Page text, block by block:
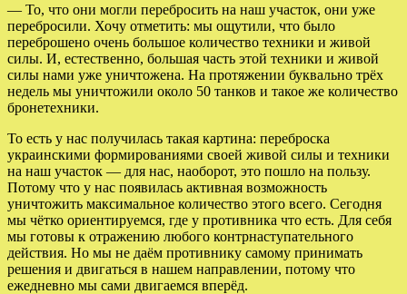
— То, что они могли перебросить на наш участок, они уже
перебросили. Хочу отметить: мы ощутили, что было
переброшено очень большое количество техники и живой
силы. И, естественно, большая часть этой техники и живой
силы нами уже уничтожена. На протяжении буквально трёх
недель мы уничтожили около 50 танков и такое же количество
бронетехники.
То есть у нас получилась такая картина: переброска
украинскими формированиями своей живой силы и техники
на наш участок — для нас, наоборот, это пошло на пользу.
Потому что у нас появилась активная возможность
уничтожить максимальное количество этого всего. Сегодня
мы чётко ориентируемся, где у противника что есть. Для себя
мы готовы к отражению любого контрнаступательного
действия. Но мы не даём противнику самому принимать
решения и двигаться в нашем направлении, потому что
ежедневно мы сами двигаемся вперёд.